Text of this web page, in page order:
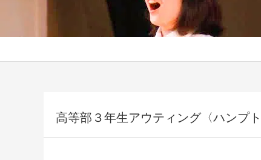
高等部３年生アウティング〈ハンプト